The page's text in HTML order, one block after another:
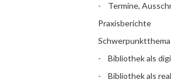
Termine,
Praxisberichte
Schwerpunktthema
Bibliothek als
Bibliothek als